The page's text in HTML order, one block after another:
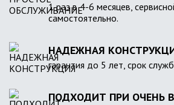
1 раз в 4-6 месяцев,
самостоятельно.
НАДЕЖНАЯ
гарантия до 5 лет, срок
ПОДХОДИТ ПРИ ОЧЕНЬ